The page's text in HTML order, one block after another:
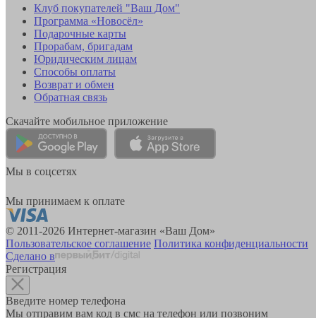
Клуб покупателей "Ваш Дом"
Программа «Новосёл»
Подарочные карты
Прорабам, бригадам
Юридическим лицам
Способы оплаты
Возврат и обмен
Обратная связь
Скачайте мобильное приложение
Мы в соцсетях
Мы принимаем к оплате
© 2011-2026 Интернет-магазин «Ваш Дом»
Пользовательское соглашение Политика конфиденциальности
Сделано в
Регистрация
Введите номер телефона
Мы отправим вам код в смс на телефон или позвоним